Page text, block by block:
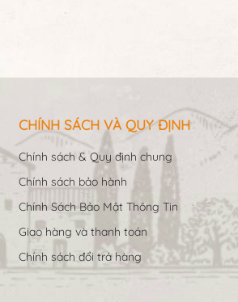
CHÍNH SÁCH VÀ QUY ĐỊNH
Chính sách & Quy định chung
Chính sách bảo hành
Chính Sách Bảo Mật Thông Tin
Giao hàng và thanh toán
Chính sách đổi trả hàng